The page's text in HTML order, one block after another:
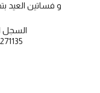
و فساتين العيد
السجل